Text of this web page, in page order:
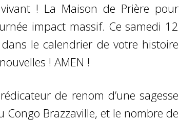
vivant ! La Maison de Prière pour
impact massif. Ce samedi 12
le calendrier de votre histoire
! AMEN !
de renom d’une sagesse
Brazzaville, et le nombre de